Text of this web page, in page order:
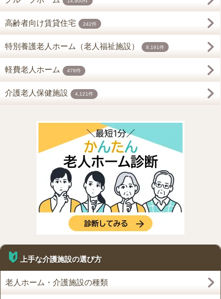
高齢者向け賃貸住宅 242件
特別養護老人ホーム（老人福祉施設） 8,191件
軽費老人ホーム 478件
介護老人保健施設 4,121件
上手な介護施設の選び方
老人ホーム・介護施設の種類